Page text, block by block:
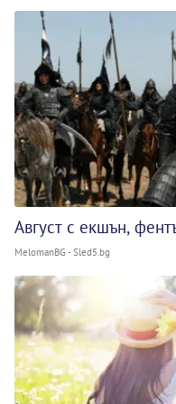
Август с екшън,
MelomanBG - Sled5.bg